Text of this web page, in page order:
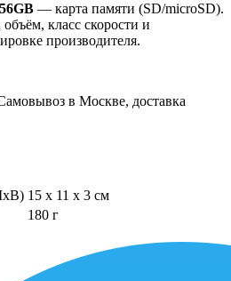
— карта памяти (SD/microSD).
класс скорости и
производителя.
в Москве, доставка
15 x 11 x 3 см
180 г